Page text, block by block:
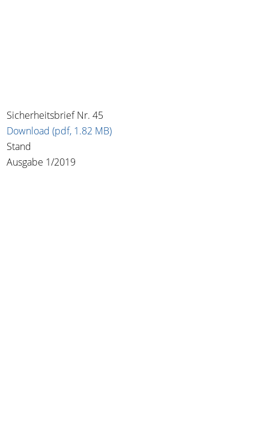
Sicherheitsbrief Nr. 45
Download (pdf, 1.82 MB)
Stand
Ausgabe 1/2019